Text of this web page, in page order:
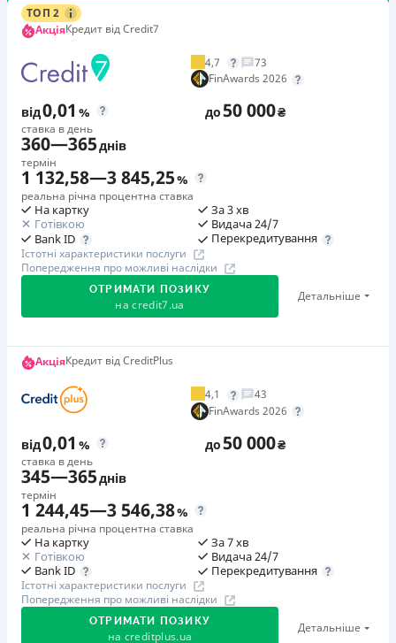
ТОП 2
АкціяКредит від Credit7
4,7
73
FinAwards 2026
від0,01 %
ставка в день
до50 000₴
360—365днів
термін
1 132,58—3 845,25%
реальна річна процентна ставка
На картку
Готівкою
Bank ID
За 3 хв
Видача 24/7
Перекредитування
Істотні характеристики послуги
Попередження про можливі наслідки
ОТРИМАТИ ПОЗИКУ
на credit7.ua
Детальніше
Акція: «Кешбек за друга»
Коли друг реєструється та отримує перший кредит
(від 1000 грн), клієнт автоматично отримує 400 грн
кешбеку. Акція триває до 10.12.2026
🥉 Бронза FinAwards 2026
Бронзовий призер FinAwards 2026 «Найкраща програма
лояльності»
Перший займ
вiд 0,01%/день до 30 000 ₴
Повторний займ
вiд 0,95%/день до 50 000 ₴
Додаткова комісія за дострокове погашення
АкціяКредит від CreditPlus
4,1
43
FinAwards 2026
від0,01 %
ставка в день
до50 000₴
345—365днів
термін
1 244,45—3 546,38%
реальна річна процентна ставка
На картку
Готівкою
Bank ID
За 7 хв
Видача 24/7
Перекредитування
Істотні характеристики послуги
Попередження про можливі наслідки
ОТРИМАТИ ПОЗИКУ
на creditplus.ua
Детальніше